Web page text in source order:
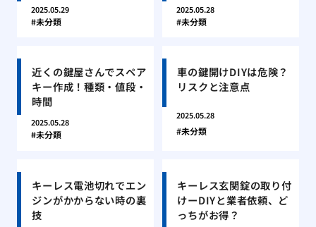
2025.05.29
未分類
2025.05.28
未分類
近くの鍵屋さんでスペア
キー作成！種類・値段・
時間
2025.05.28
未分類
車の鍵開けDIYは危険？
リスクと注意点
2025.05.28
未分類
キーレス電池切れでエン
ジンがかからない時の裏
技
キーレス玄関錠の取り付
けーDIYと業者依頼、ど
っちがお得？